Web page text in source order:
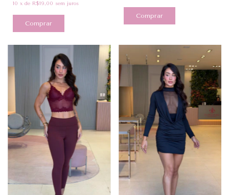
10 x de R$19,00 sem juros
Comprar
Comprar